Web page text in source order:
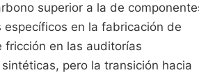
superior a la de
en la fabricación de
en las auditorías
pero la transición hacia